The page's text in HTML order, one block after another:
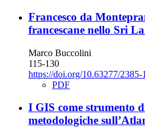
Francesco da
francescane nello Sri
Marco Buccolini
115-130
https://doi.org/10.63277/2385-
PDF
I GIS come strumento
metodologiche